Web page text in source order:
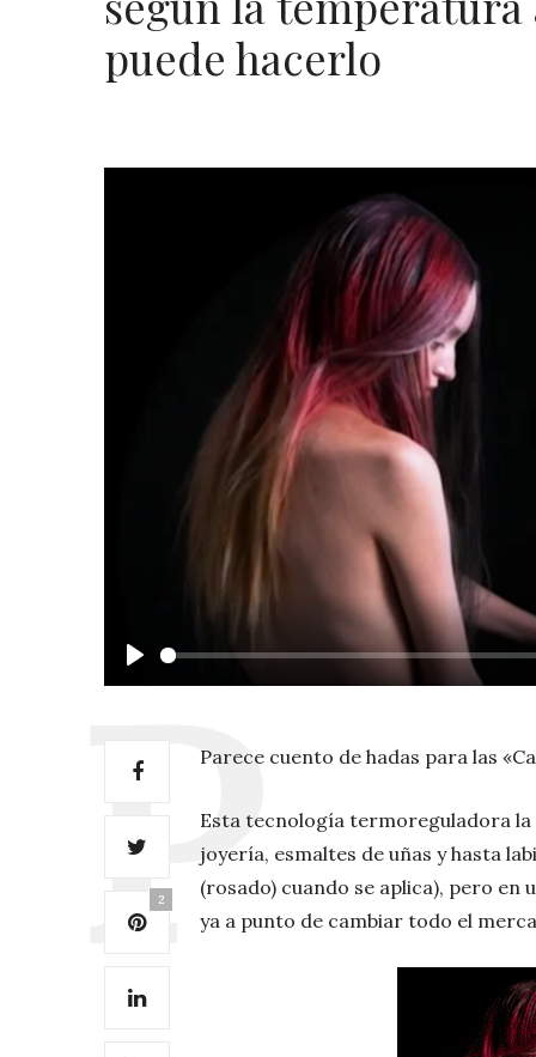
puede hacerlo
Play
2
Parece cuento de hadas para las
Esta tecnología termoreguladora
joyería, esmaltes de uñas y hasta
(rosado) cuando se aplica), pero en
ya a punto de cambiar todo el